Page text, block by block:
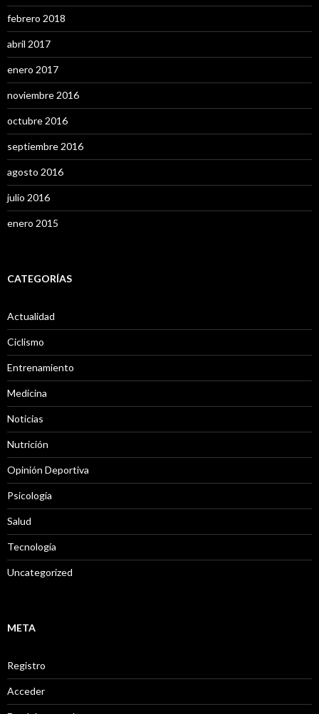
febrero 2018
abril 2017
enero 2017
noviembre 2016
octubre 2016
septiembre 2016
agosto 2016
julio 2016
enero 2015
CATEGORÍAS
Actualidad
Ciclismo
Entrenamiento
Medicina
Noticias
Nutrición
Opinión Deportiva
Psicología
Salud
Tecnología
Uncategorized
META
Registro
Acceder